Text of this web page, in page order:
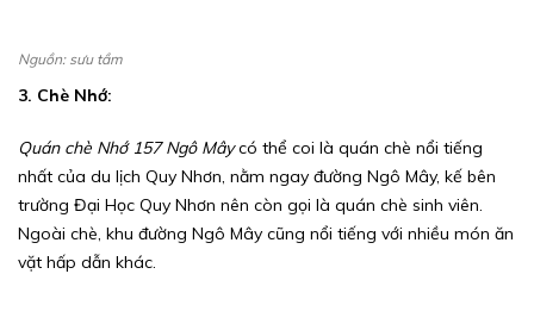
Nguồn: sưu tầm
3. Chè Nhớ:
Quán chè Nhớ 157 Ngô Mâycó thể coi là quán chè nổi tiếng
nhất của du lịch Quy Nhơn, nằm ngay đường Ngô Mây, kế bên
trường Đại Học Quy Nhơn nên còn gọi là quán chè sinh viên.
Ngoài chè, khu đường Ngô Mây cũng nổi tiếng với nhiều món ăn
vặt hấp dẫn khác.